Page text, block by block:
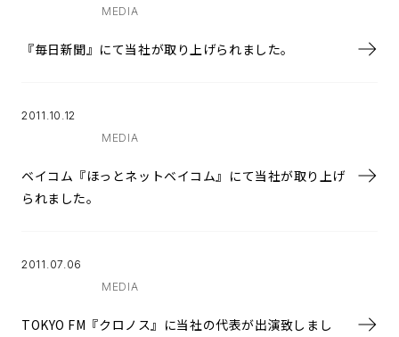
MEDIA
『毎日新聞』にて当社が取り上げられました。
2011.10.12
MEDIA
ベイコム『ほっとネットベイコム』にて当社が取り上げ
られました。
2011.07.06
MEDIA
TOKYO FM『クロノス』に当社の代表が出演致しまし